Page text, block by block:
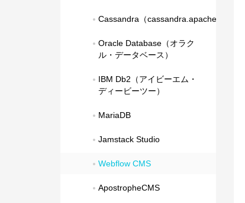
Cassandra（cassandra.apache.org）
Oracle Database（オラク
ル・データベース）
IBM Db2（アイビーエム・
ディービーツー）
MariaDB
Jamstack Studio
Webflow CMS
ApostropheCMS